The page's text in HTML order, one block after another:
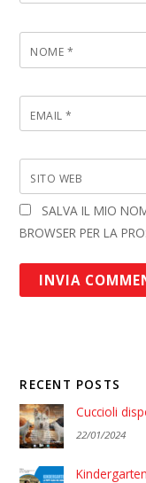
NOME *
EMAIL*
SITO WEB
SALVA IL MIO
BROWSER PER LA
RECENT POSTS
Cuccioli
22/01/2024